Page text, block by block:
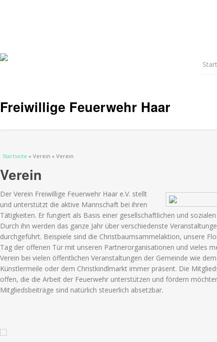
Freiwillige Feuerwehr Haar
Sie sind hier
Startseite » Verein » Verein
Verein
Der Verein Freiwillige Feuerwehr Haar e.V. stellt
und unterstützt die aktive Mannschaft bei ihren
Tätigkeiten. Er fungiert als Basis einer gesellschaftlichen und
Durch ihn werden das ganze Jahr über verschiedenste
durchgeführt. Beispiele sind die Christbaumsammelaktion, unsere
Tag der offenen Tür mit unseren Partnerorganisationen und vieles
Verein bei vielen öffentlichen Veranstaltungen der Gemeinde wie
Künstlermeile oder dem Christkindlmarkt immer präsent. Die
offen, die die Arbeit der Feuerwehr unterstützen und fördern
Mitgliedsbeiträge sind natürlich steuerlich absetzbar.